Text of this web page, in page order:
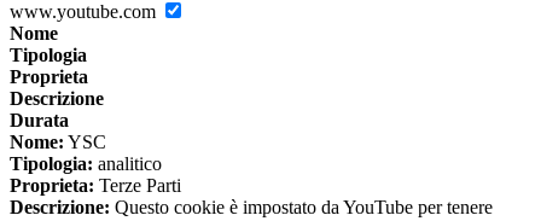
www.youtube.com
Nome
Tipologia
Proprieta
Descrizione
Durata
Nome: YSC
Tipologia: analitico
Proprieta: Terze Parti
Descrizione: Questo cookie è impostato da YouTube per tenere